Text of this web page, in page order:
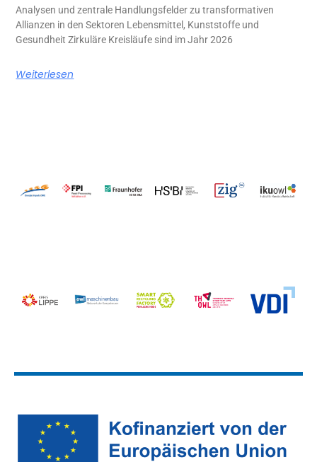
Analysen und zentrale Handlungsfelder zu transformativen
Allianzen in den Sektoren Lebensmittel, Kunststoffe und
Gesundheit Zirkuläre Kreisläufe sind im Jahr 2026
Weiterlesen